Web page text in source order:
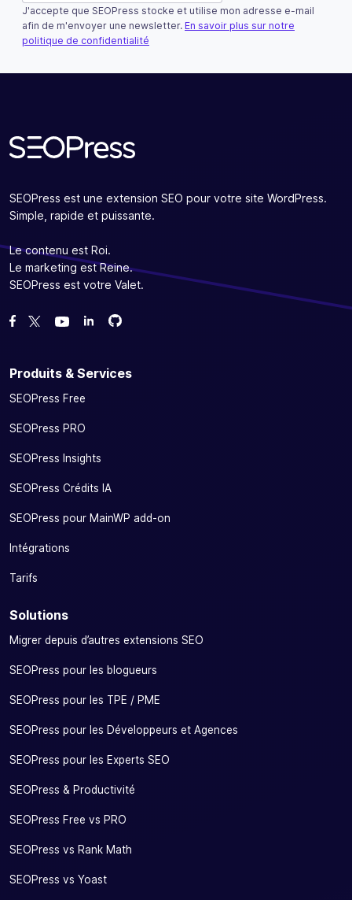
Ce champ n’est utilisé qu’à des fins de validation et
J'accepte que SEOPress stocke et utilise mon adresse e-mail
afin de m'envoyer une newsletter. En savoir plus sur notre
politique de confidentialité
SEOPress est une extension SEO pour votre site WordPress.
Simple, rapide et puissante.
Le contenu est Roi.
Le marketing est Reine.
SEOPress est votre Valet.
Likez notre page Facebook
Suivez-nous sur Twitter
Nous voir sur YouTube
Forcez-nous sur GitHub
Forcez-nous sur GitHub
Produits & Services
SEOPress Free
SEOPress PRO
SEOPress Insights
SEOPress Crédits IA
SEOPress pour MainWP add-on
Intégrations
Tarifs
Solutions
Migrer depuis d’autres extensions SEO
SEOPress pour les blogueurs
SEOPress pour les TPE / PME
SEOPress pour les Développeurs et Agences
SEOPress pour les Experts SEO
SEOPress & Productivité
SEOPress Free vs PRO
SEOPress vs Rank Math
SEOPress vs Yoast